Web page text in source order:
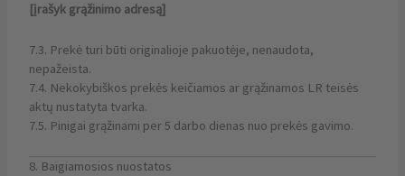
[įrašyk grąžinimo adresą]
7.3. Prekė turi būti originalioje pakuotėje, nenaudota,
nepažeista.
7.4. Nekokybiškos prekės keičiamos ar grąžinamos LR teisės
aktų nustatyta tvarka.
7.5. Pinigai grąžinami per 5 darbo dienas nuo prekės gavimo.
8. Baigiamosios nuostatos